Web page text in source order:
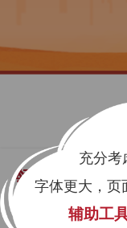
充分考
字体更大，页
辅助工
领导介绍